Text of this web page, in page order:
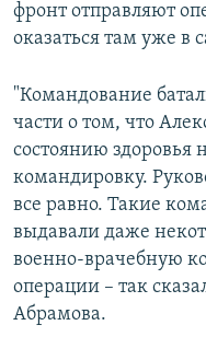
фронт отправляют
оказаться там уже
"Командование
части о том, что
состоянию здоровья
командировку.
все равно. Такие
выдавали даже
военно-врачебную
операции – так
Абрамова.